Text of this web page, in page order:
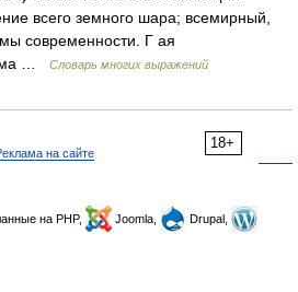
всего земного шара; всемирный,
современности. Г ая
…
Словарь многих выражений
18+
на сайте
на PHP, Joomla,
Drupal,